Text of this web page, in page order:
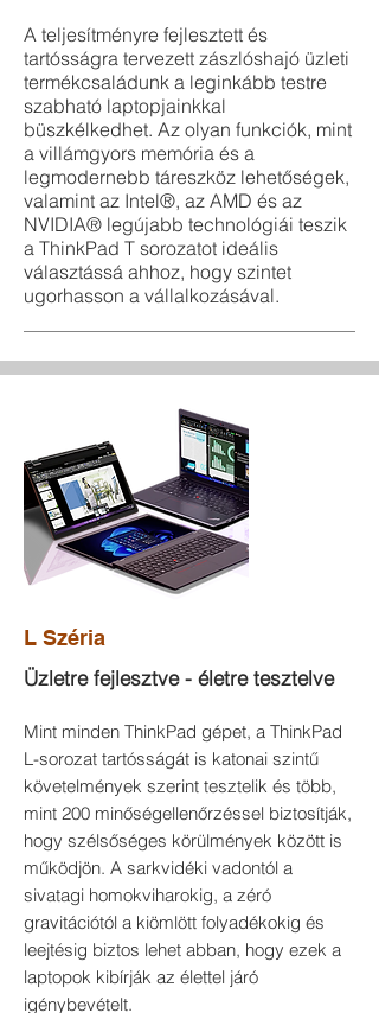
A teljesítményre fejlesztett és
tartósságra tervezett zászlóshajó üzleti
termékcsaládunk a leginkább testre
szabható laptopjainkkal
büszkélkedhet. Az olyan funkciók, mint
a villámgyors memória és a
legmodernebb táreszköz lehetőségek,
valamint az Intel®, az AMD és az
NVIDIA® legújabb technológiái teszik
a ThinkPad T sorozatot ideális
választássá ahhoz, hogy szintet
ugorhasson a vállalkozásával.
L Széria
Üzletre fejlesztve - életre tesztelve
Mint minden ThinkPad gépet, a ThinkPad
L-sorozat tartósságát is katonai szintű
követelmények szerint tesztelik és több,
mint 200 minőségellenőrzéssel biztosítják,
hogy szélsőséges körülmények között is
működjön. A sarkvidéki vadontól a
sivatagi homokviharokig, a zéró
gravitációtól a kiömlött folyadékokig és
leejtésig biztos lehet abban, hogy ezek a
laptopok kibírják az élettel járó
igénybevételt.